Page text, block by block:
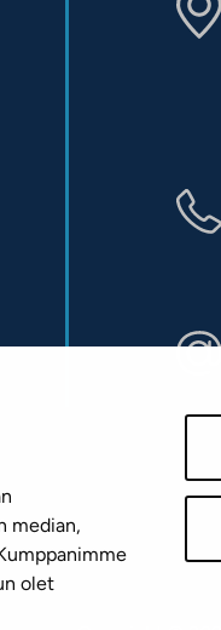
median,
olet